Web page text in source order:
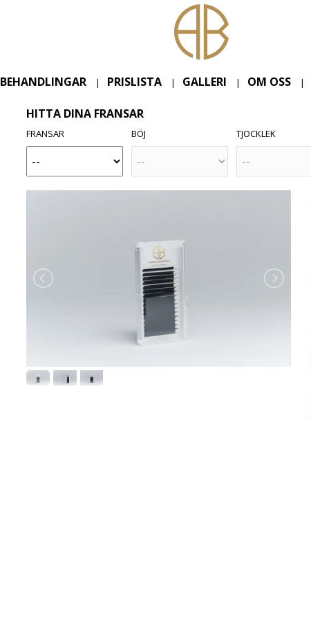
BEHANDLINGAR | PRISLISTA | GALLERI | OM OSS |
HITTA DINA FRANSAR
FRANSAR BÖJ TJOCKLEK